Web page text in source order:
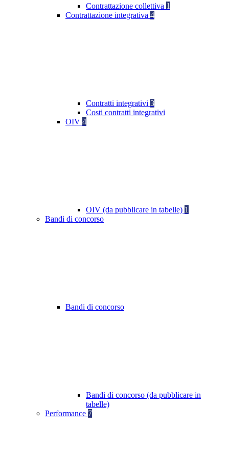
Contrattazione collettiva 1
Contrattazione integrativa 4
Contratti integrativi 3
Costi contratti integrativi
OIV 4
OIV (da pubblicare in tabelle) 1
Bandi di concorso
Bandi di concorso
Bandi di concorso (da pubblicare in
tabelle)
Performance 7